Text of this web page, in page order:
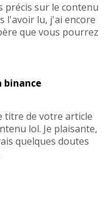
précis sur le contenu
l'avoir lu, j'ai encore
que vous pourrez
binance
titre de votre article
lol. Je plaisante,
quelques doutes